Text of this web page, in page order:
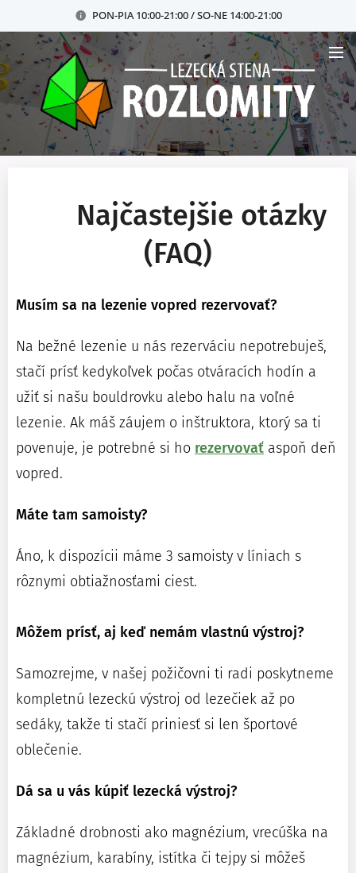
PON-PIA 10:00-21:00 / SO-NE 14:00-21:00
Najčastejšie otázky
(FAQ)
Musím sa na lezenie vopred rezervovať?
Na bežné lezenie u nás rezerváciu nepotrebuješ,
stačí prísť kedykoľvek počas otváracích hodín a
užiť si našu bouldrovku alebo halu na voľné
lezenie. Ak máš záujem o inštruktora, ktorý sa ti
povenuje, je potrebné si ho rezervovať aspoň deň
vopred.
Máte tam samoisty?
Áno, k dispozícii máme 3 samoisty v líniach s
rôznymi obtiažnosťami ciest.
Môžem prísť, aj keď nemám vlastnú výstroj?
Samozrejme, v našej požičovni ti radi poskytneme
kompletnú lezeckú výstroj od lezečiek až po
sedáky, takže ti stačí priniesť si len športové
oblečenie.
Dá sa u vás kúpiť lezecká výstroj?
Základné drobnosti ako magnézium, vrecúška na
magnézium, karabíny, istítka či tejpy si môžeš